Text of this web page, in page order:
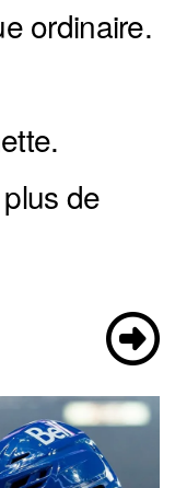
ordinaire.
de